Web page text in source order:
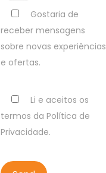
Gostaria de
receber mensagens
sobre novas experiências
e ofertas.
Li e aceitos os
termos da Política de
Privacidade.